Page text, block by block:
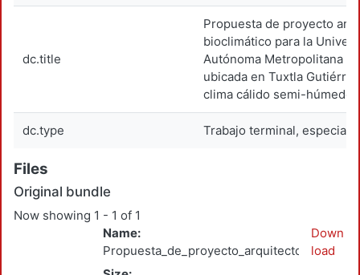
dc.title
Propuesta de proyecto
bioclimático para la
Autónoma Metropolitana
ubicada en Tuxtla
clima cálido semi-húmedo
dc.type Trabajo terminal,
Files
Original bundle
Now showing 1 - 1 of 1
Name:
Down
load